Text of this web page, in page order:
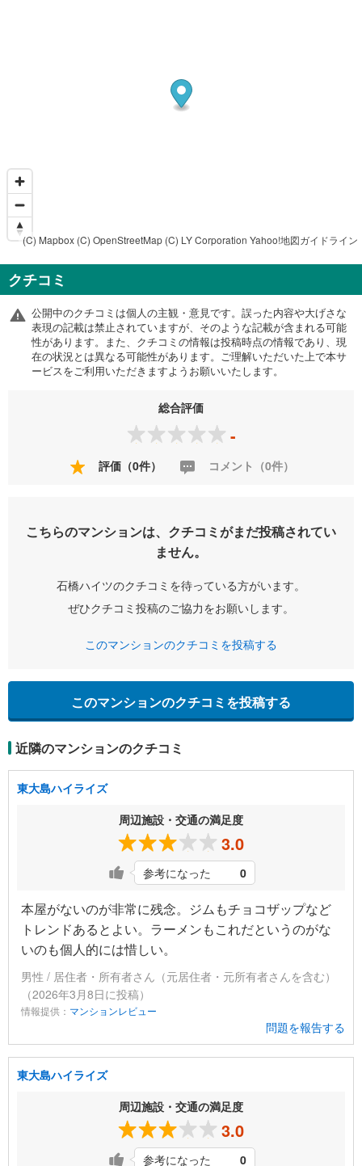
(C) Mapbox (C) OpenStreetMap (C) LY Corporation Yahoo!地図ガイドライン
クチコミ
公開中のクチコミは個人の主観・意見です。誤った内容や大げさな
表現の記載は禁止されていますが、そのような記載が含まれる可能
性があります。また、クチコミの情報は投稿時点の情報であり、現
在の状況とは異なる可能性があります。ご理解いただいた上で本サ
ービスをご利用いただきますようお願いいたします。
総合評価
-
評価（0件） コメント（0件）
こちらのマンションは、クチコミがまだ投稿されてい
ません。
石橋ハイツのクチコミを待っている方がいます。
ぜひクチコミ投稿のご協力をお願いします。
このマンションのクチコミを投稿する
このマンションのクチコミを投稿する
近隣のマンションのクチコミ
東大島ハイライズ
周辺施設・交通の満足度
3.0
参考になった 0
本屋がないのが非常に残念。ジムもチョコザップなど
トレンドあるとよい。ラーメンもこれだというのがな
いのも個人的には惜しい。
男性 / 居住者・所有者さん（元居住者・元所有者さんを含む）
（2026年3月8日に投稿）
情報提供： マンションレビュー
問題を報告する
東大島ハイライズ
周辺施設・交通の満足度
3.0
参考になった 0